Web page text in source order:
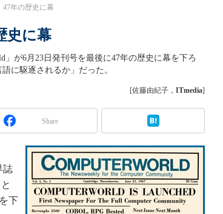
47年の歴史に幕
史に幕
」が6月23日発刊号を最後に47年の歴史に幕を下ろ
に駆逐されるか」だった。
[佐藤由紀子， ITmedia]
Share
誌
下